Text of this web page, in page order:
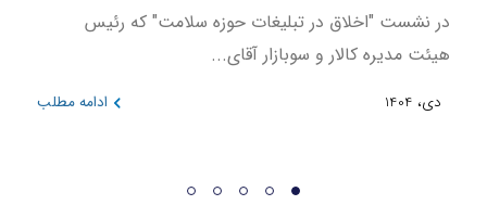
در نشست "اخلاق در تبلیغات حوزه سلامت" که رئیس
هیئت مدیره کالار و سوبازار آقای...
دی، 1404 ادامه مطلب